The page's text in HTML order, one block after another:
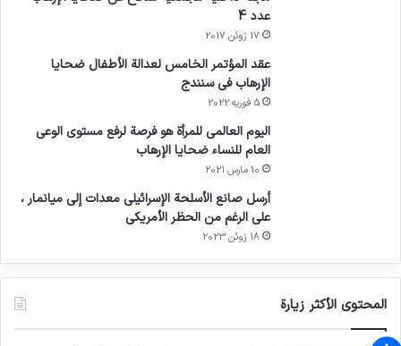
القوات الأجنبية الأخرى، بما في ذلك الجنود
الأستراليون، بارتكاب جرائم مماثلة.
بدأت العملية العسكرية التي قادتها الولايات
المتحدة لحلف الناتو، والتي شاركت فيها بريطانيا
ثم، مع انسحاب قوات الناتو، بقيت بعض القوات
الأمريكية حتى عام 2021 وغادرت البلاد في نفس
طالبان إلى السلطة.
عدد 4
17 ژوئن 2017
عقد المؤتمر الخامس لعدالة الأطفال ضحايا
الإرهاب في سنندج
5 فوریه 2022
اليوم العالمي للمرأة هو فرصة لرفع مستوى الوعي
العام للنساء ضحايا الإرهاب
10 مارس 2021
أرسل صانع الأسلحة الإسرائيلي معدات إلى ميانمار ،
على الرغم من الحظر الأمريكي
18 ژوئن 2023
المحتوى الأكثر زيارة